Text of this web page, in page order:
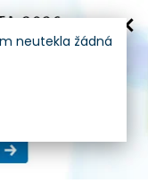
neutekla žádná